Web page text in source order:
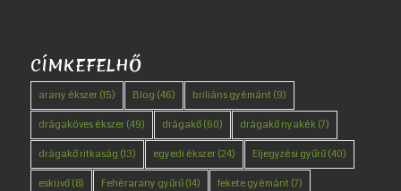
CÍMKEFELHŐ
arany ékszer(15) Blog (46) briliáns gyémánt (9)
drágaköves ékszer(49) drágakő(60) drágakő nyakék(7)
drágakő ritkaság (13) egyedi ékszer(24) Eljegyzési gyűrű(40)
esküvő(8) Fehérarany gyűrű(14) fekete gyémánt (7)